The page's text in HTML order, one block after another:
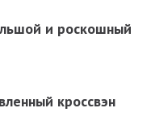
и роскошный
кроссвэн